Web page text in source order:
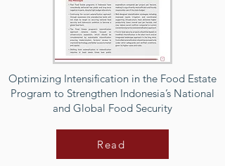
Optimizing Intensification in the Food Estate
Program to Strengthen Indonesia’s National
and Global Food Security
Read